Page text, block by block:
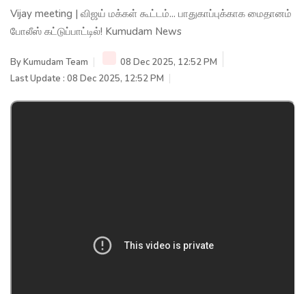
Vijay meeting | விஜய் மக்கள் கூட்டம்... பாதுகாப்புக்காக மைதானம்
போலீஸ் கட்டுப்பாட்டில்! Kumudam News
ByKumudam Team
08 Dec 2025, 12:52 PM
Last Update : 08 Dec 2025, 12:52 PM